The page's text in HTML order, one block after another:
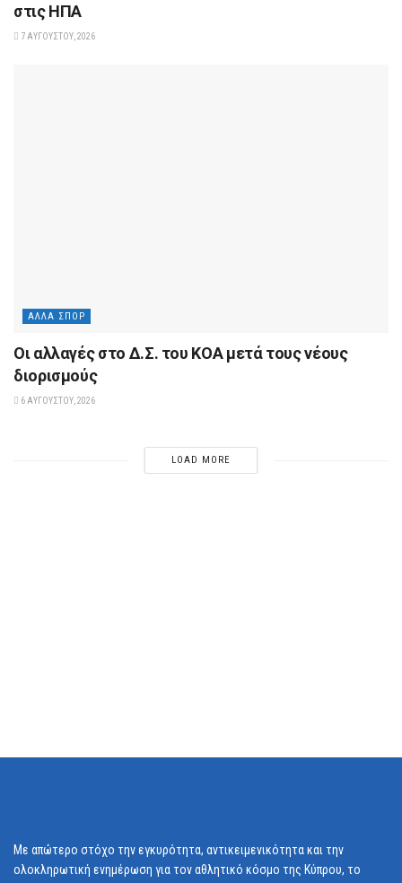
στις ΗΠΑ
7 ΑΥΓΟΎΣΤΟΥ, 2026
ΆΛΛΑ ΣΠΟΡ
Οι αλλαγές στο Δ.Σ. του ΚΟΑ μετά τους νέους
διορισμούς
6 ΑΥΓΟΎΣΤΟΥ, 2026
LOAD MORE
Με απώτερο στόχο την εγκυρότητα, αντικειμενικότητα και την
ολοκληρωτική ενημέρωση για τον αθλητικό κόσμο της Κύπρου, το